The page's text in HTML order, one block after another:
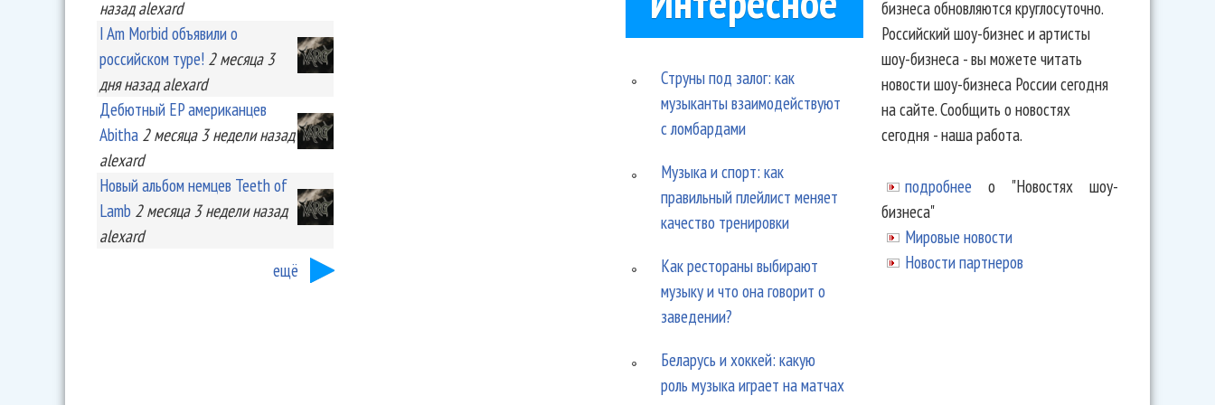
назад alexard
I Am Morbid объявили о
российском туре! 2 месяца 3
дняназад alexard
Дебютный EP американцев
Abitha 2 месяца 3 неделиназад
alexard
Новый альбом немцев Teeth of
Lamb 2 месяца 3 неделиназад
alexard
ещё
Струны под залог: как
музыканты взаимодействуют
с ломбардами
Музыка и спорт: как
правильный плейлист меняет
качество тренировки
Как рестораны выбирают
музыку и что она говорит о
заведении?
Беларусь и хоккей: какую
роль музыка играет на матчах
бизнеса обновляются круглосуточно.
Российский шоу-бизнес и артисты
шоу-бизнеса - вы можете читать
новости шоу-бизнеса России сегодня
на сайте. Сообщить о новостях
сегодня - наша работа.
подробнее о "Новостях шоу-
бизнеса"
Мировые новости
Новости партнеров